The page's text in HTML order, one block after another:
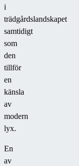
i
trädgårdslandskapet
samtidigt
som
den
tillför
en
känsla
av
modern
lyx.
En
av